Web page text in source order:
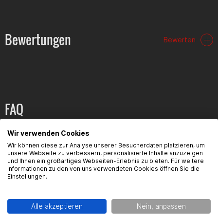
Montage an vielen Modellen von Beta, Derbi, Rieju, Peugeot,
Farbe: Schwarz
Anschluss Bremsleitung: Oben
Durchmesser Befestigungsbohrung: 6,5 mm
Gesamtlänge Gehäuse: 87 mm
Gewinde Bremsleitungsanschluss: M10x1
Kolbendurchmesser: 14 mm
Passend für
Beta RR 50
Derbi GPR
Rieju MRT
Bewertungen Bewerten
FAQ
Hier findest du die häufigsten Fragen und die dazugehörigen
Produktsicherheit
Wir verwenden Cookies
Wir können diese zur Analyse unserer Besucherdaten platzieren, um
unsere Webseite zu verbessern, personalisierte Inhalte anzuzeigen
und Ihnen ein großartiges Webseiten-Erlebnis zu bieten. Für weitere
Informationen zu den von uns verwendeten Cookies öffnen Sie die
Einstellungen.
Alle akzeptieren Nein, anpassen